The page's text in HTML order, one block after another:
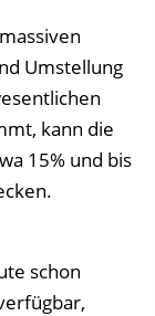
Umstellung
kann die
15% und bis
schon